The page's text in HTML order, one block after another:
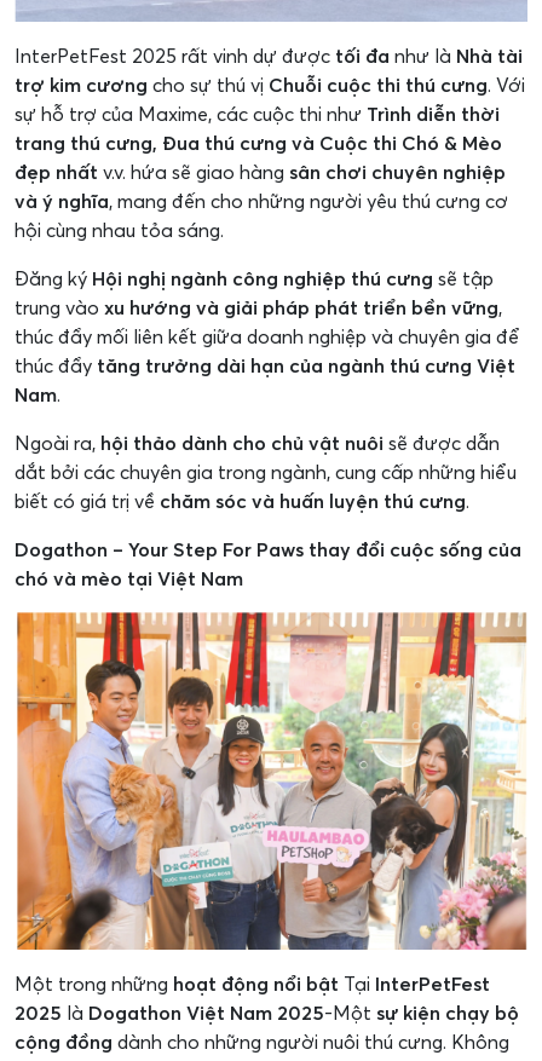
InterPetFest 2025 rất vinh dự được tối đa như là Nhà tài
trợ kim cương cho sự thú vị Chuỗi cuộc thi thú cưng. Với
sự hỗ trợ của Maxime, các cuộc thi như Trình diễn thời
trang thú cưng, Đua thú cưng và Cuộc thi Chó & Mèo
đẹp nhất v.v. hứa sẽ giao hàng sân chơi chuyên nghiệp
và ý nghĩa, mang đến cho những người yêu thú cưng cơ
hội cùng nhau tỏa sáng.
Đăng ký Hội nghị ngành công nghiệp thú cưng sẽ tập
trung vào xu hướng và giải pháp phát triển bền vững,
thúc đẩy mối liên kết giữa doanh nghiệp và chuyên gia để
thúc đẩy tăng trưởng dài hạn của ngành thú cưng Việt
Nam.
Ngoài ra, hội thảo dành cho chủ vật nuôi sẽ được dẫn
dắt bởi các chuyên gia trong ngành, cung cấp những hiểu
biết có giá trị về chăm sóc và huấn luyện thú cưng.
Dogathon – Your Step For Paws thay đổi cuộc sống của
chó và mèo tại Việt Nam
Một trong những hoạt động nổi bật Tại InterPetFest
2025 là Dogathon Việt Nam 2025-Một sự kiện chạy bộ
cộng đồng dành cho những người nuôi thú cưng. Không